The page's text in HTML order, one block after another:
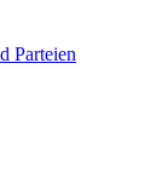
Parteien